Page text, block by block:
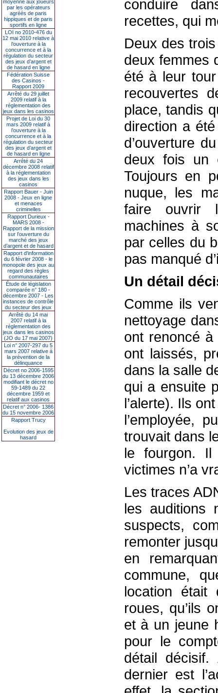
moyenne aux joueurs
par les opérateurs
agréés de paris
hippiques et de paris
sportifs en ligne
LOI no 2010-476 du
12 mai 2010 relative à
l’ouverture à la
concurrence et à la
régulation du secteur
des jeux d’argent et
de hasard en ligne
Fédération Suisse
des Casinos -
Rapport 2009
Arrêté du 29 juillet
2009 relatif à la
réglementation des
jeux dans les casinos
Projet de Loi du 30
mars 2009 relatif à
l’ouverture à la
concurrence et à la
régulation du secteur
des jeux d’argent et
de hasard en ligne
Arrêté du 24
décembre 2008 relatif
à la réglementation
des jeux dans les
casinos
Rapport Bauer - Juin
2008 - Jeux en ligne
et menaces
criminelles
Rapport Durieux -
MARS 2008 -
Rapport de la mission
sur l’ouverture du
marché des jeux
d’argent et de hasard
Rapport d'information
du 6 février 2008 - le
monopole des jeux au
regard des règles
communautaires
Étude de législation
comparée n° 180 -
décembre 2007 - Les
instances de contrôle
du secteur des jeux
Arrêté du 14 mai
2007 relatif à la
réglementation des
jeux dans les casinos
(JO du 17 mai 2007)
Loi n° 2007-297 du 5
mars 2007 relative à
la prévention de la
délinquance
Décret no 2006-1595
du 13 décembre 2006
modifiant le décret no
59-1489 du 22
décembre 1959 et
relatif aux casinos
Décret n° 2006- 1386
du 15 novembre 2006
Rapport Trucy
Evolution des jeux de
hasard
conduire
recettes, qui
Deux des
deux femmes
été à leur
recouvertes
place, tandis
direction a
d’ouverture
deux fois un
Toujours en
nuque, les
faire ouvrir
machines à
par celles du
pas manqué
Un détail
Comme ils
nettoyage
ont renoncé
ont laissés,
dans la salle
qui a ensuite
l’alerte). Ils
l’employée,
trouvait dans
le fourgon.
victimes n’a
Les traces
les auditions
suspects,
remonter
en
commune,
location était
roues, qu’ils
et à un jeune
pour le
détail
dernier est